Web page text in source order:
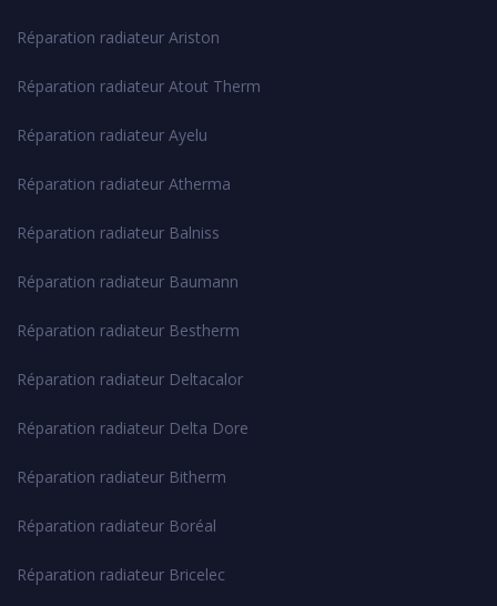
Réparation radiateur Ariston
Réparation radiateur Atout Therm
Réparation radiateur Ayelu
Réparation radiateur Atherma
Réparation radiateur Balniss
Réparation radiateur Baumann
Réparation radiateur Bestherm
Réparation radiateur Deltacalor
Réparation radiateur Delta Dore
Réparation radiateur Bitherm
Réparation radiateur Boréal
Réparation radiateur Bricelec